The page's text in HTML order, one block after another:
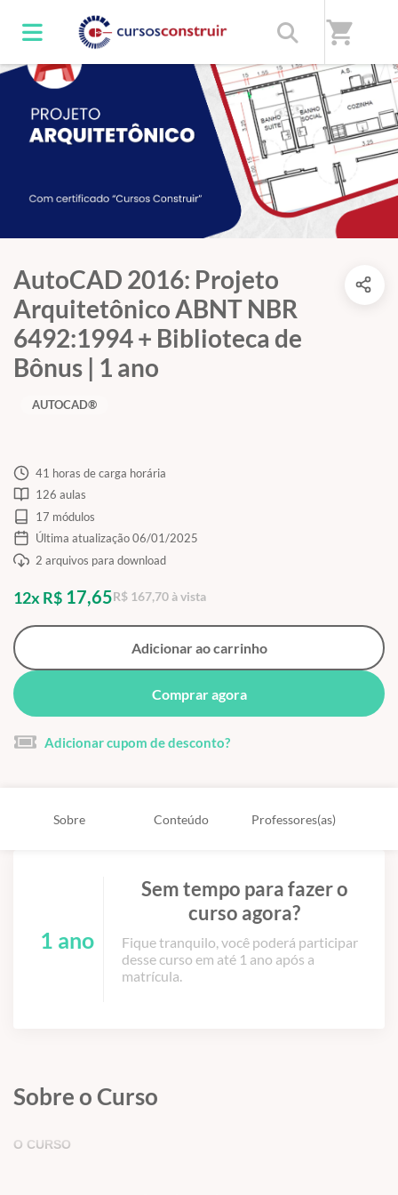
shopping_cart
AutoCAD 2016: Projeto
Arquitetônico ABNT NBR
6492:1994 + Biblioteca de
Bônus | 1 ano
AUTOCAD®
41 horas de carga horária
126 aulas
17 módulos
Última atualização 06/01/2025
2 arquivos para download
12x R$ 17,65R$ 167,70 à vista
Adicionar ao carrinho
Comprar agora
Adicionar cupom de desconto?
Sobre Conteúdo Professores(as)
1 ano
Sem tempo para fazer o
curso agora?
Fique tranquilo, você poderá participar
desse curso em até 1 ano após a
matrícula.
Sobre o Curso
O CURSO